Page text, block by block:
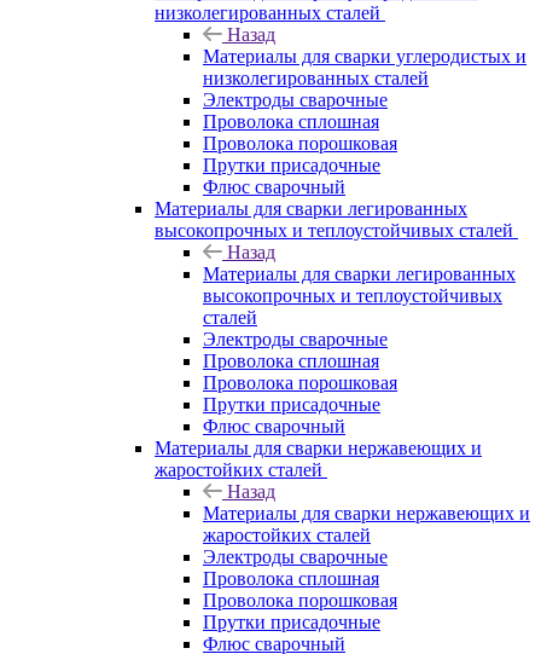
низколегированных сталей
Назад
Материалы для сварки углеродистых и
низколегированных сталей
Электроды сварочные
Проволока сплошная
Проволока порошковая
Прутки присадочные
Флюс сварочный
Материалы для сварки легированных
высокопрочных и теплоустойчивых сталей
Назад
Материалы для сварки легированных
высокопрочных и теплоустойчивых
сталей
Электроды сварочные
Проволока сплошная
Проволока порошковая
Прутки присадочные
Флюс сварочный
Материалы для сварки нержавеющих и
жаростойких сталей
Назад
Материалы для сварки нержавеющих и
жаростойких сталей
Электроды сварочные
Проволока сплошная
Проволока порошковая
Прутки присадочные
Флюс сварочный